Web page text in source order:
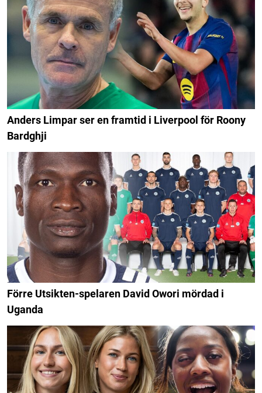
Anders Limpar ser en framtid i Liverpool för Roony
Bardghji
Förre Utsikten-spelaren David Owori mördad i
Uganda